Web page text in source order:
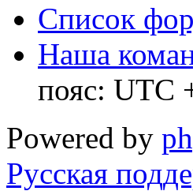
Список
Наша
пояс: UTC
Powered by
Русская